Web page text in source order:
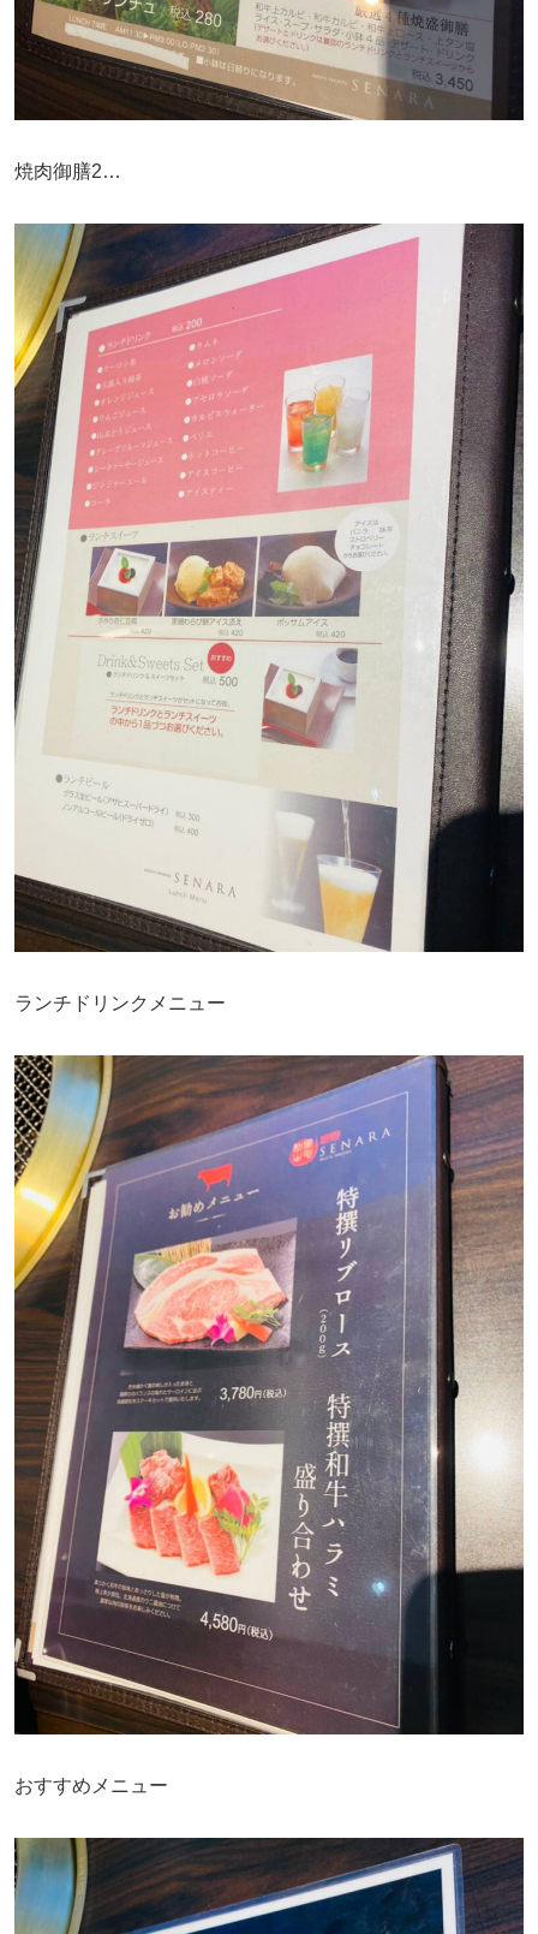
焼肉御膳2…
ランチドリンクメニュー
おすすめメニュー